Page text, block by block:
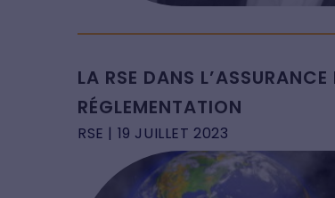
LA RSE DANS
RÉGLEMENTATION
RSE | 19 JUILLET 2023